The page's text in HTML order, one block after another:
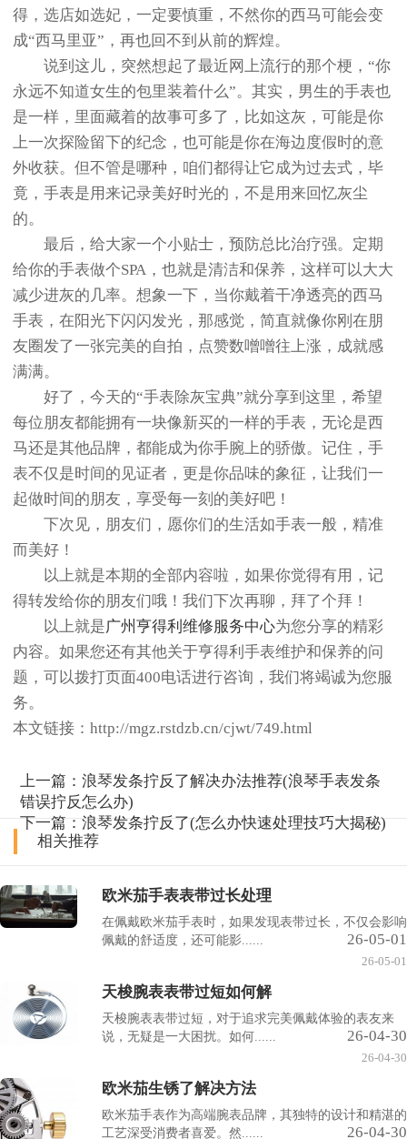
得，选店如选妃，一定要慎重，不然你的西马可能会变
成“西马里亚”，再也回不到从前的辉煌。
说到这儿，突然想起了最近网上流行的那个梗，“你
永远不知道女生的包里装着什么”。其实，男生的手表也
是一样，里面藏着的故事可多了，比如这灰，可能是你
上一次探险留下的纪念，也可能是你在海边度假时的意
外收获。但不管是哪种，咱们都得让它成为过去式，毕
竟，手表是用来记录美好时光的，不是用来回忆灰尘
的。
最后，给大家一个小贴士，预防总比治疗强。定期
给你的手表做个SPA，也就是清洁和保养，这样可以大大
减少进灰的几率。想象一下，当你戴着干净透亮的西马
手表，在阳光下闪闪发光，那感觉，简直就像你刚在朋
友圈发了一张完美的自拍，点赞数噌噌往上涨，成就感
满满。
好了，今天的“手表除灰宝典”就分享到这里，希望
每位朋友都能拥有一块像新买的一样的手表，无论是西
马还是其他品牌，都能成为你手腕上的骄傲。记住，手
表不仅是时间的见证者，更是你品味的象征，让我们一
起做时间的朋友，享受每一刻的美好吧！
下次见，朋友们，愿你们的生活如手表一般，精准
而美好！
以上就是本期的全部内容啦，如果你觉得有用，记
得转发给你的朋友们哦！我们下次再聊，拜了个拜！
以上就是广州亨得利维修服务中心为您分享的精彩
内容。如果您还有其他关于亨得利手表维护和保养的问
题，可以拨打页面400电话进行咨询，我们将竭诚为您服
务。
本文链接：http://mgz.rstdzb.cn/cjwt/749.html
上一篇：浪琴发条拧反了解决办法推荐(浪琴手表发条
错误拧反怎么办)
下一篇：浪琴发条拧反了(怎么办快速处理技巧大揭秘)
相关推荐
欧米茄手表表带过长处理
在佩戴欧米茄手表时，如果发现表带过长，不仅会影响
佩戴的舒适度，还可能影......
26-05-01
26-05-01
天梭腕表表带过短如何解
天梭腕表表带过短，对于追求完美佩戴体验的表友来
说，无疑是一大困扰。如何......
26-04-30
26-04-30
欧米茄生锈了解决方法
欧米茄手表作为高端腕表品牌，其独特的设计和精湛的
工艺深受消费者喜爱。然......
26-04-30